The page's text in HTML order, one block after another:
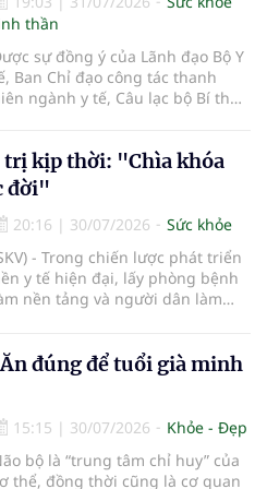
thần
sự đồng ý của Lãnh đạo Bộ Y
Ban Chỉ đạo công tác thanh
ngành y tế, Câu lạc bộ Bí thư
y tế chính thức khởi động
trình nghệ thuật thiện
vì cộng đồng mang tên
ca Blouse trắng". Sự kiện mở
thứ Ba, ngày 04/8/2026 tại
viện Bạch Mai cơ sở Ninh
kịp thời: "Chìa khóa
đời"
20:16 | 30/07/2026
Sức khỏe
- Trong chiến lược phát triển
y tế hiện đại, lấy phòng bệnh
nền tảng và người dân làm
giúp bảo tồn thị lực mà còn
góp phần nâng cao chất lượng
hướng phát triển đồng bộ về
chuyên môn, công nghệ và chất
dịch vụ, Bệnh viện Mắt Hải
đúng để tuổi già minh
15:15 | 30/07/2026
Khỏe - Đẹp
bộ là “trung tâm chỉ huy” của
thể, đồng thời cũng là cơ quan